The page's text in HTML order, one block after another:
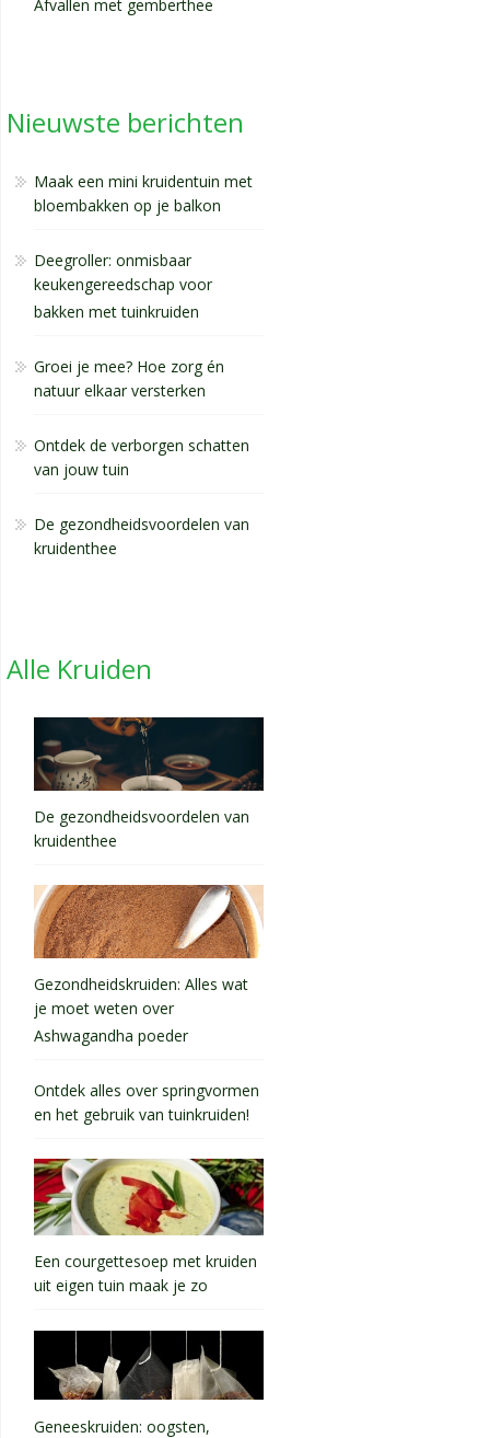
Afvallen met gemberthee
Nieuwste berichten
Maak een mini kruidentuin met
bloembakken op je balkon
Deegroller: onmisbaar
keukengereedschap voor
bakken met tuinkruiden
Groei je mee? Hoe zorg én
natuur elkaar versterken
Ontdek de verborgen schatten
van jouw tuin
De gezondheidsvoordelen van
kruidenthee
Alle Kruiden
De gezondheidsvoordelen van
kruidenthee
Gezondheidskruiden: Alles wat
je moet weten over
Ashwagandha poeder
Ontdek alles over springvormen
en het gebruik van tuinkruiden!
Een courgettesoep met kruiden
uit eigen tuin maak je zo
Geneeskruiden: oogsten,